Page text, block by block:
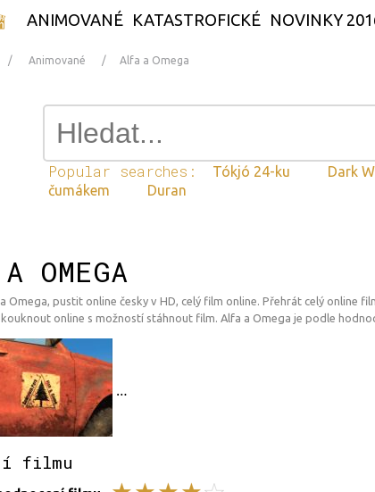
ANIMOVANÉ KATASTROFICKÉ NOVINKY
Animované Alfa a Omega
Popular searches: Tókjó 24-ku Dark
čumákem
Duran
OMEGA
Omega, pustit online česky v HD, celý film online. Přehrát celý online
online s možností stáhnout film. Alfa a Omega je podle
filmu